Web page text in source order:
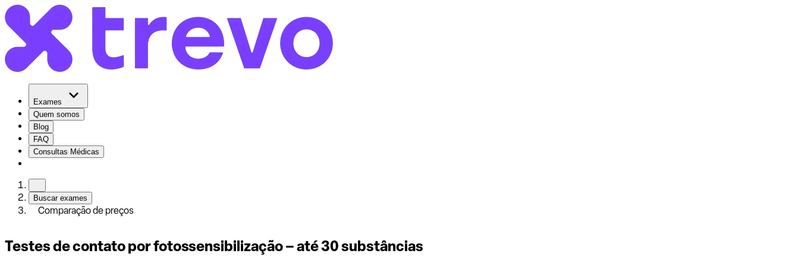
Exames
Quem somos
Blog
FAQ
Consultas Médicas
Buscar exames
Comparação de preços
Testes de contato por fotossensibilização – até 30 substâncias